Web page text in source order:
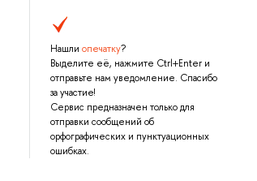
Нашли опечатку?
Выделите её, нажмите Ctrl+Enter и
отправьте нам уведомление. Спасибо
за участие!
Сервис предназначен только для
отправки сообщений об
орфографических и пунктуационных
ошибках.